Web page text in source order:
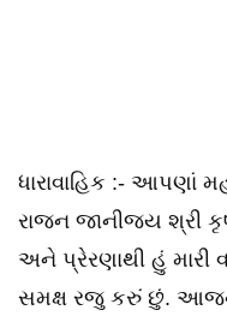
ધારાવાહિક :- આપણાં
રાજન જાનીજય શ્રી
અને પ્રેરણાથી હું મારી
સમક્ષ રજુ કરું છું.